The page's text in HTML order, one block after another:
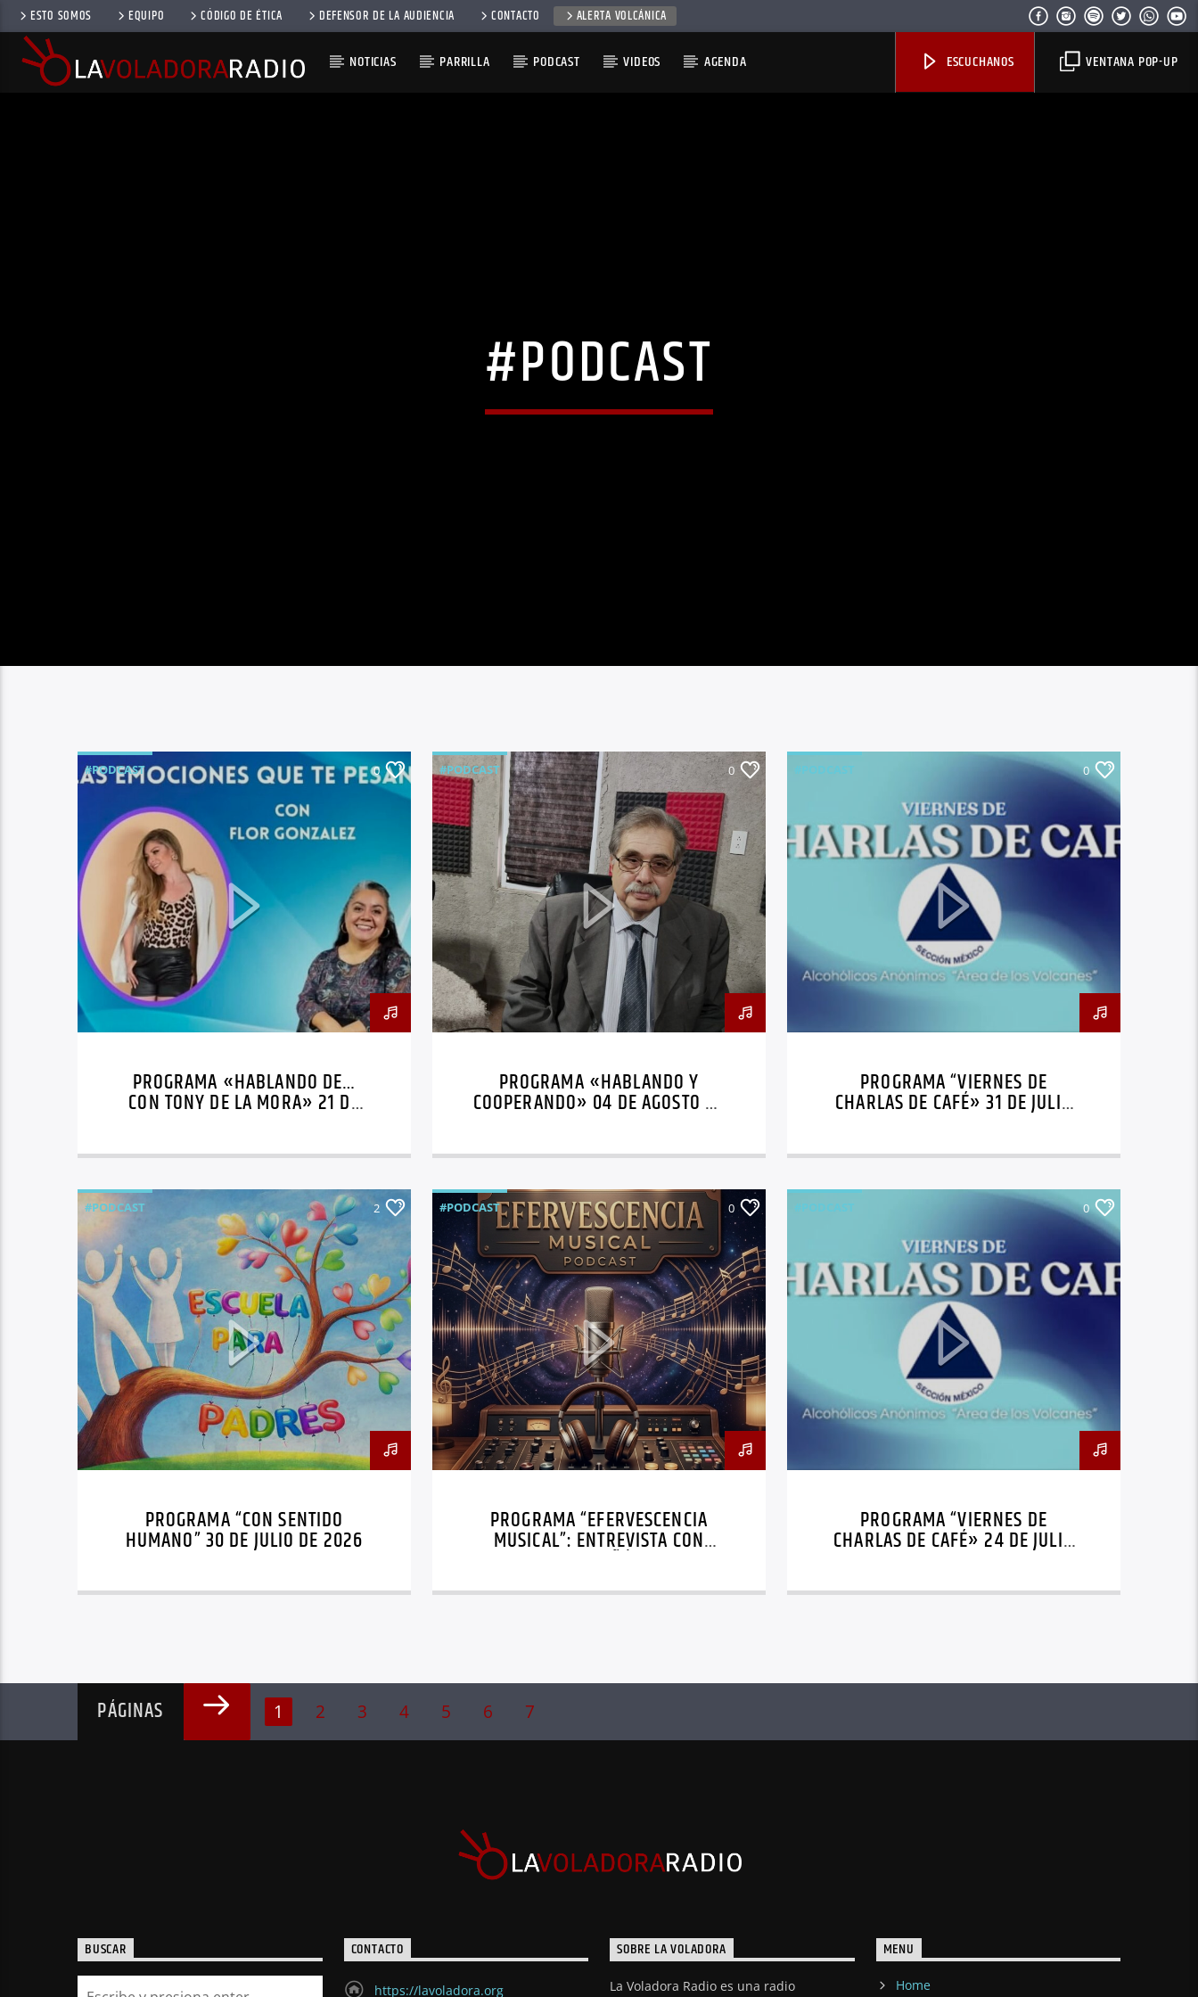
ESTO SOMOS EQUIPO CÓDIGO DE ÉTICA DEFENSOR DE LA AUDIENCIA CONTACTO ALERTA VOLCÁNICA
NOTICIAS PARRILLA PODCAST VIDEOS AGENDA VENTANA POP-UP
ESCUCHANOS
#PODCAST
#PODCAST 0
PROGRAMA «HABLANDO DE…
CON TONY DE LA MORA» 21 DE
#PODCAST 0
PROGRAMA «HABLANDO Y
COOPERANDO» 04 DE AGOSTO DE
#PODCAST 0
PROGRAMA “VIERNES DE
CHARLAS DE CAFÉ» 31 DE JULIO
#PODCAST 2
PROGRAMA “CON SENTIDO
HUMANO” 30 DE JULIO DE 2026
#PODCAST 0
PROGRAMA “EFERVESCENCIA
MUSICAL”: ENTREVISTA CON
«PATY PIÑÓN»
#PODCAST 0
PROGRAMA “VIERNES DE
CHARLAS DE CAFÉ» 24 DE JULIO
PÁGINAS 1 2 3 4 5 6 7
BUSCAR CONTACTO
https://lavoladora.org
SOBRE LA VOLADORA
La Voladora Radio es una radio
MENU
Home